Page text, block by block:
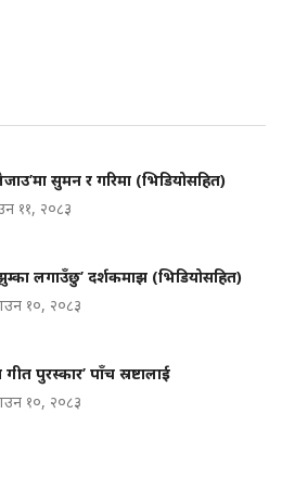
सुमन र गरिमा (भिडियोसहित)
११, २०८३
लगाउँछु’ दर्शकमाझ (भिडियोसहित)
१०, २०८३
पुरस्कार’ पाँच स्रष्टालाई
१०, २०८३